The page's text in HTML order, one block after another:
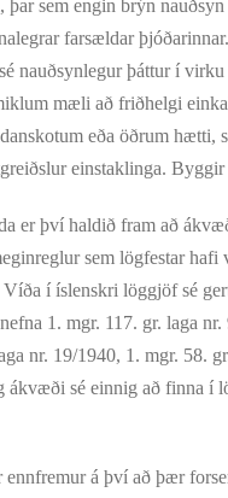
þar sem engin brýn
farsældar
nauðsynlegur þáttur í
mæli að friðhelgi
eða öðrum hætti,
einstaklinga.
því haldið fram að
sem lögfestar hafi
í íslenskri löggjöf sé
1. mgr. 117. gr. laga
nr. 19/1940, 1. mgr. 58.
ákvæði sé einnig að finna í
á því að þær